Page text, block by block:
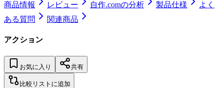
商品情報 レビュー 自作.comの分析 製品仕様
よく
ある質問
関連商品
アクション
お気に入り 共有
比較リストに追加